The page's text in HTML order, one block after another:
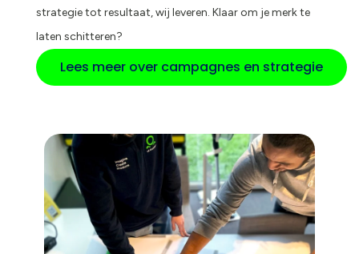
strategie tot resultaat, wij leveren. Klaar om je merk te
laten schitteren?
Lees meer over campagnes en strategie